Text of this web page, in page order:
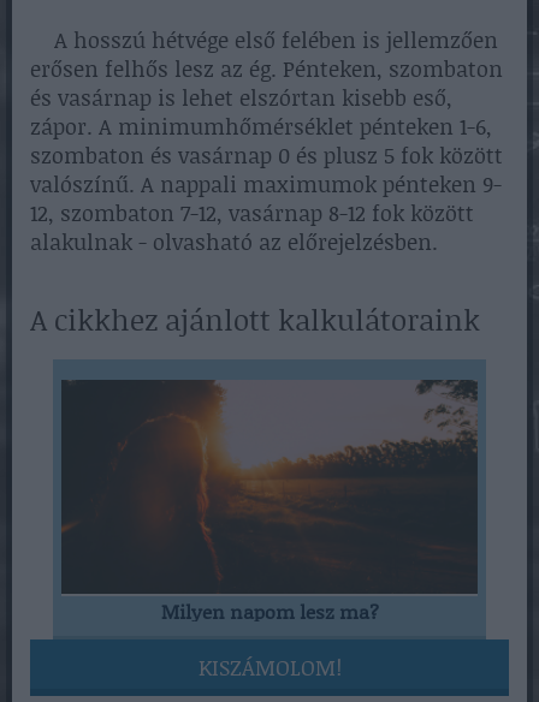
A hosszú hétvége első felében is jellemzően
erősen felhős lesz az ég. Pénteken, szombaton
és vasárnap is lehet elszórtan kisebb eső,
zápor. A minimumhőmérséklet pénteken 1-6,
szombaton és vasárnap 0 és plusz 5 fok között
valószínű. A nappali maximumok pénteken 9-
12, szombaton 7-12, vasárnap 8-12 fok között
alakulnak - olvasható az előrejelzésben.
A cikkhez ajánlott kalkulátoraink
Milyen napom lesz ma?
KISZÁMOLOM!